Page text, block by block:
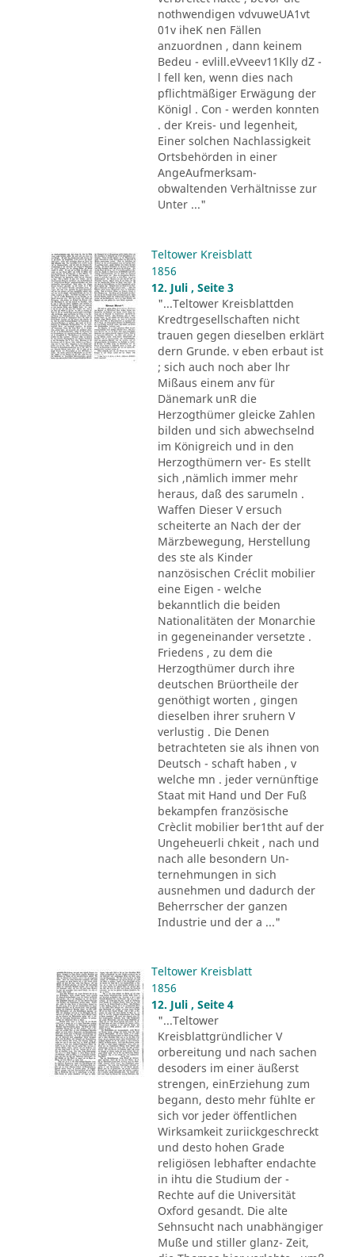
nothwendigen vdvuweUA1vt
01v iheK nen Fällen
anzuordnen , dann keinem
Bedeu - evlill.eVveev11Klly dZ -
l fell ken, wenn dies nach
pflichtmäßiger Erwägung der
Königl . Con - werden konnten
. der Kreis- und legenheit,
Einer solchen Nachlassigkeit
Ortsbehörden in einer
AngeAufmerksam-
obwaltenden Verhältnisse zur
Unter ..."
Teltower Kreisblatt
1856
12. Juli , Seite 3
"...Teltower Kreisblattden
Kredtrgesellschaften nicht
trauen gegen dieselben erklärt
dern Grunde. v eben erbaut ist
; sich auch noch aber lhr
Mißaus einem anv für
Dänemark unR die
Herzogthümer gleicke Zahlen
bilden und sich abwechselnd
im Königreich und in den
Herzogthümern ver- Es stellt
sich ,nämlich immer mehr
heraus, daß des sarumeln .
Waffen Dieser V ersuch
scheiterte an Nach der der
Märzbewegung, Herstellung
des ste als Kinder
nanzösischen Créclit mobilier
eine Eigen - welche
bekanntlich die beiden
Nationalitäten der Monarchie
in gegeneinander versetzte .
Friedens , zu dem die
Herzogthümer durch ihre
deutschen Brüortheile der
genöthigt worten , gingen
dieselben ihrer sruhern V
verlustig . Die Denen
betrachteten sie als ihnen von
Deutsch - schaft haben , v
welche mn . jeder vernünftige
Staat mit Hand und Der Fuß
bekampfen französische
Crèclit mobilier ber1tht auf der
Ungeheuerli chkeit , nach und
nach alle besondern Un-
ternehmungen in sich
ausnehmen und dadurch der
Beherrscher der ganzen
Industrie und der a ..."
Teltower Kreisblatt
1856
12. Juli , Seite 4
"...Teltower
Kreisblattgründlicher V
orbereitung und nach sachen
desoders im einer äußerst
strengen, einErziehung zum
begann, desto mehr fühlte er
sich vor jeder öffentlichen
Wirksamkeit zuriickgeschreckt
und desto hohen Grade
religiösen lebhafter endachte
in ihtu die Studium der -
Rechte auf die Universität
Oxford gesandt. Die alte
Sehnsucht nach unabhängiger
Muße und stiller glanz- Zeit,